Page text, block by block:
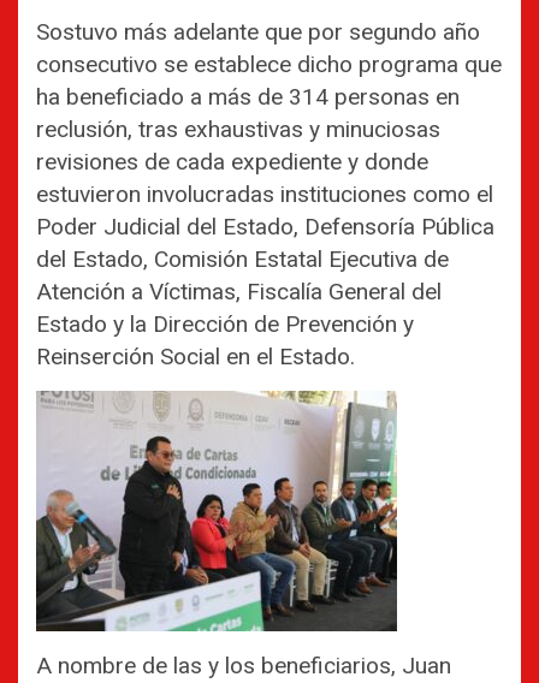
Sostuvo más adelante que por segundo año
consecutivo se establece dicho programa que
ha beneficiado a más de 314 personas en
reclusión, tras exhaustivas y minuciosas
revisiones de cada expediente y donde
estuvieron involucradas instituciones como el
Poder Judicial del Estado, Defensoría Pública
del Estado, Comisión Estatal Ejecutiva de
Atención a Víctimas, Fiscalía General del
Estado y la Dirección de Prevención y
Reinserción Social en el Estado.
A nombre de las y los beneficiarios, Juan